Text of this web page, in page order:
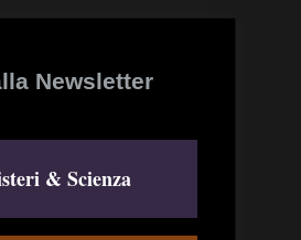
Newsletter
& Scienza